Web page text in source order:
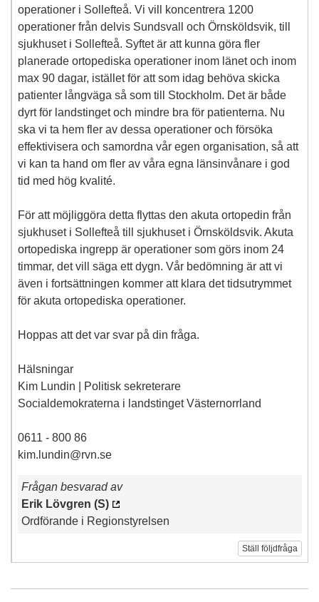
operationer i Sollefteå. Vi vill koncentrera 1200
operationer från delvis Sundsvall och Örnsköldsvik, till
sjukhuset i Sollefteå. Syftet är att kunna göra fler
planerade ortopediska operationer inom länet och inom
max 90 dagar, istället för att som idag behöva skicka
patienter långväga så som till Stockholm. Det är både
dyrt för landstinget och mindre bra för patienterna. Nu
ska vi ta hem fler av dessa operationer och försöka
effektivisera och samordna vår egen organisation, så att
vi kan ta hand om fler av våra egna länsinvånare i god
tid med hög kvalité.
För att möjliggöra detta flyttas den akuta ortopedin från
sjukhuset i Sollefteå till sjukhuset i Örnsköldsvik. Akuta
ortopediska ingrepp är operationer som görs inom 24
timmar, det vill säga ett dygn. Vår bedömning är att vi
även i fortsättningen kommer att klara det tidsutrymmet
för akuta ortopediska operationer.
Hoppas att det var svar på din fråga.
Hälsningar
Kim Lundin | Politisk sekreterare
Socialdemokraterna i landstinget Västernorrland
0611 - 800 86
kim.lundin@rvn.se
Frågan besvarad av
Erik Lövgren (S)
Ordförande i Regionstyrelsen
Ställ följdfråga